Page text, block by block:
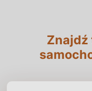
Znajdź